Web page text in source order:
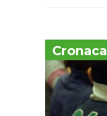
Cronaca